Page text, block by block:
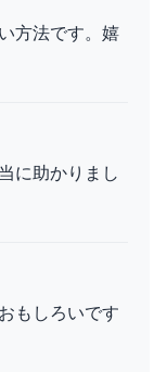
方法です。嬉
に助かりまし
もしろいです